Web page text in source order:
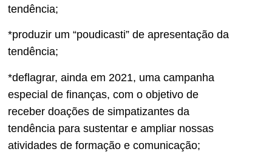
tendência;
*produzir um “poudicasti” de apresentação da
tendência;
*deflagrar, ainda em 2021, uma campanha
especial de finanças, com o objetivo de
receber doações de simpatizantes da
tendência para sustentar e ampliar nossas
atividades de formação e comunicação;